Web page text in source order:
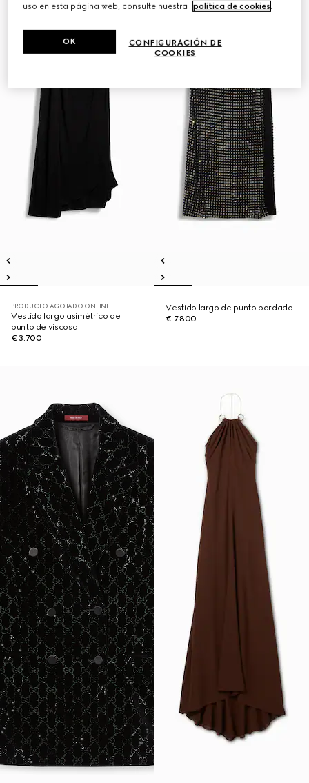
PRODUCTO AGOTADO ONLINE
Vestido largo asimétrico de
punto de viscosa
€ 3.700
Vestido largo de punto bordado
€ 7.800
uso en esta página web, consulte nuestra
política de cookies.
CONFIGURACIÓN DE
COOKIES
OK